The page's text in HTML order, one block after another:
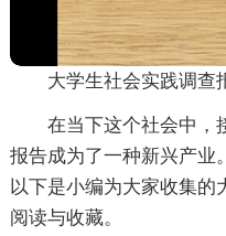
大学生社会实践调查
在当下这个社会中，
报告成为了一种新兴产业
以下是小编为大家收集的
阅读与收藏。